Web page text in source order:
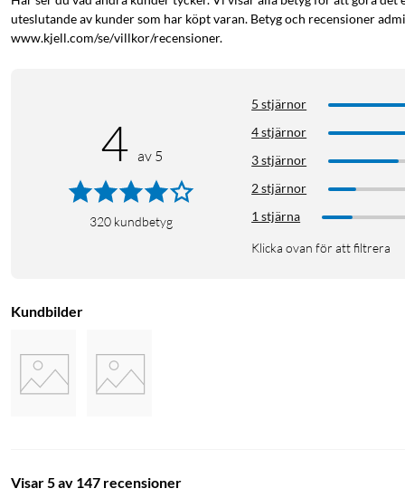
uteslutande av kunder som har köpt varan. Betyg och recensioner
www.kjell.com/se/villkor/recensioner.
4 av 5
320 kundbetyg
5 stjärnor
4 stjärnor
3 stjärnor
2 stjärnor
1 stjärna
Klicka ovan för att filtrera
Kundbilder
Visar 5 av 147 recensioner